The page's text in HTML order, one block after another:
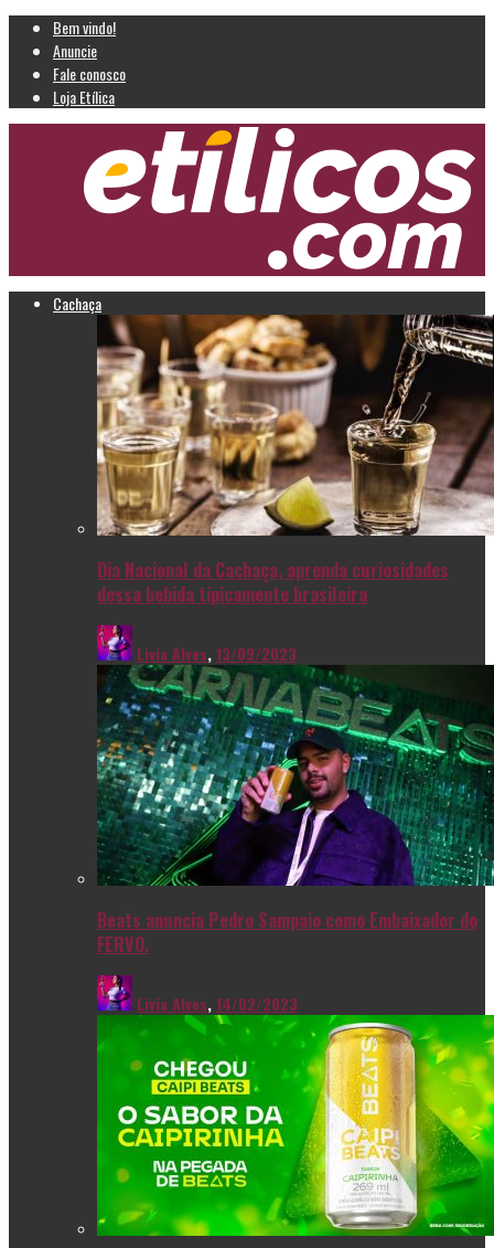
Bem vindo!
Anuncie
Fale conosco
Loja Etílica
Cachaça
Dia Nacional da Cachaça, aprenda curiosidades
dessa bebida tipicamente brasileira
Livia Alves,13/09/2023
Beats anuncia Pedro Sampaio como Embaixador do
FERVO.
Livia Alves,14/02/2023